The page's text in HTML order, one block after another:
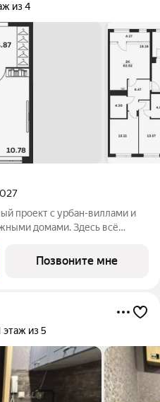
из 4
домами. Здесь всё
современные
Позвоните мне
этаж из 5